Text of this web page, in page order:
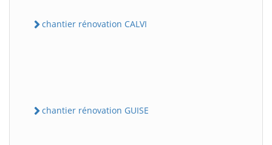
chantier rénovation CALVI
chantier rénovation GUISE